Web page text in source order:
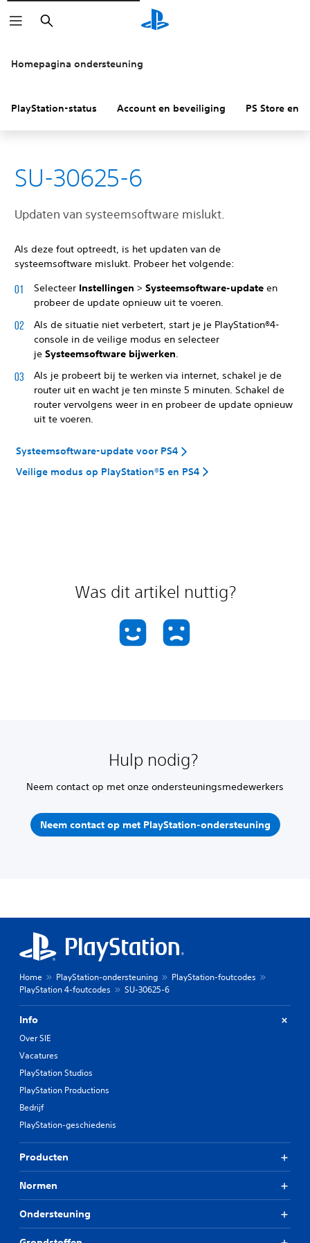
Zoeken
Homepagina ondersteuning
PlayStation-status Account en beveiliging PS Store en
SU-30625-6
Updaten van systeemsoftware mislukt.
Als deze fout optreedt, is het updaten van de
systeemsoftware mislukt. Probeer het volgende:
Selecteer Instellingen > Systeemsoftware-update en
probeer de update opnieuw uit te voeren.
Als de situatie niet verbetert, start je je PlayStation®4-
console in de veilige modus en selecteer
je Systeemsoftware bijwerken
Als je probeert bij te werken via internet, schakel je de
router uit en wacht je ten minste 5 minuten. Schakel de
router vervolgens weer in en probeer de update opnieuw
uit te voeren.
Systeemsoftware-update voor PS4
Veilige modus op PlayStation®5 en PS4
Was dit artikel nuttig?
Hulp nodig?
Neem contact op met onze ondersteuningsmedewerkers
Neem contact op met PlayStation-ondersteuning
Home PlayStation-ondersteuning
PlayStation-foutcodes
PlayStation 4-foutcodes
SU-30625-6
Info
Over SIE
Vacatures
PlayStation Studios
PlayStation Productions
Bedrijf
PlayStation-geschiedenis
Producten
Normen
Ondersteuning